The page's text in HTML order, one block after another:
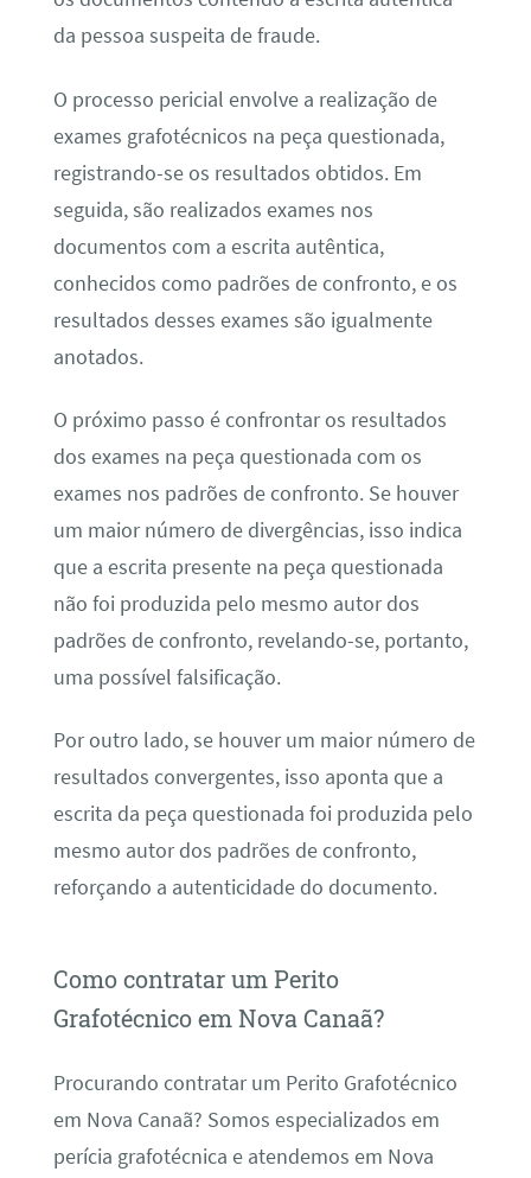
da pessoa suspeita de fraude.
O processo pericial envolve a realização de
exames grafotécnicos na peça questionada,
registrando-se os resultados obtidos. Em
seguida, são realizados exames nos
documentos com a escrita autêntica,
conhecidos como padrões de confronto, e os
resultados desses exames são igualmente
anotados.
O próximo passo é confrontar os resultados
dos exames na peça questionada com os
exames nos padrões de confronto. Se houver
um maior número de divergências, isso indica
que a escrita presente na peça questionada
não foi produzida pelo mesmo autor dos
padrões de confronto, revelando-se, portanto,
uma possível falsificação.
Por outro lado, se houver um maior número de
resultados convergentes, isso aponta que a
escrita da peça questionada foi produzida pelo
mesmo autor dos padrões de confronto,
reforçando a autenticidade do documento.
Como contratar um Perito
Grafotécnico em Nova Canaã?
Procurando contratar um Perito Grafotécnico
em Nova Canaã? Somos especializados em
perícia grafotécnica e atendemos em Nova